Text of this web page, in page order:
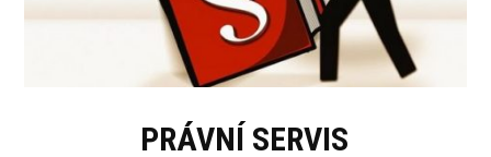
PRÁVNÍ SERVIS